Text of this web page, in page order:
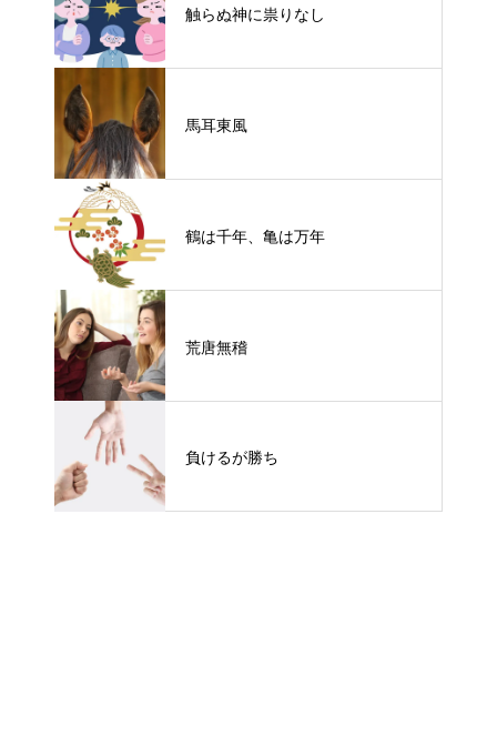
触らぬ神に祟りなし
馬耳東風
鶴は千年、亀は万年
荒唐無稽
負けるが勝ち